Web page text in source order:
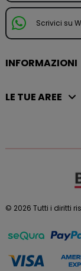
Scrivici su
INFORMAZIONI
LE TUE AREE
© 2026 Tutti i diritti